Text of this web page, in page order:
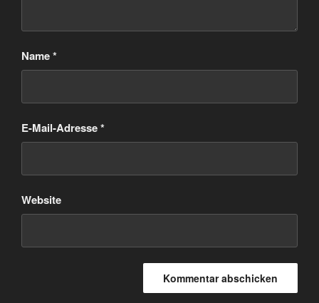
Name*
E-Mail-Adresse*
Website